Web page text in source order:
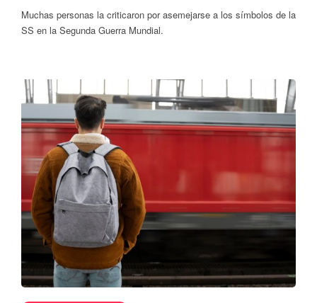
Muchas personas la criticaron por asemejarse a los símbolos de la
SS en la Segunda Guerra Mundial.